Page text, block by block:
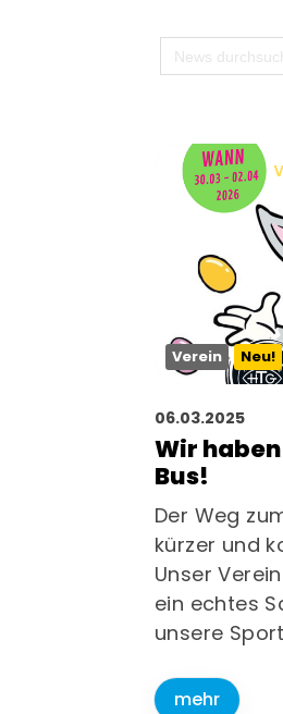
Verein Neu!
06.03.2025
Wir
Bus!
Der Weg
kürzer und
Unser
ein echtes
unsere
mehr
Fragen &